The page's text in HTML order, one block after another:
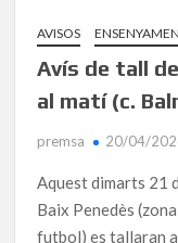
AVISOS
Avís de tall
al matí (c.
premsa 20/04/
Aquest dimarts 21
Baix Penedès
futbol) es tallaran